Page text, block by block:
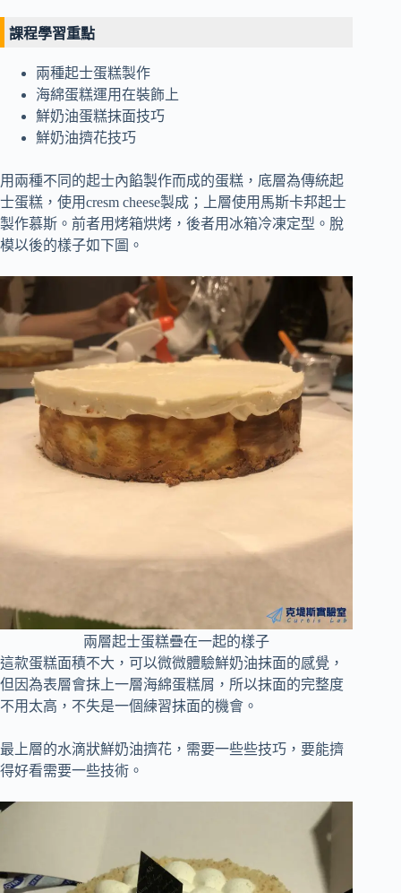
課程學習重點
兩種起士蛋糕製作
海綿蛋糕運用在裝飾上
鮮奶油蛋糕抹面技巧
鮮奶油擠花技巧
用兩種不同的起士內餡製作而成的蛋糕，底層為傳統起
士蛋糕，使用cresm cheese製成；上層使用馬斯卡邦起士
製作慕斯。前者用烤箱烘烤，後者用冰箱冷凍定型。脫
模以後的樣子如下圖。
兩層起士蛋糕疊在一起的樣子
這款蛋糕面積不大，可以微微體驗鮮奶油抹面的感覺，
但因為表層會抹上一層海綿蛋糕屑，所以抹面的完整度
不用太高，不失是一個練習抹面的機會。
最上層的水滴狀鮮奶油擠花，需要一些些技巧，要能擠
得好看需要一些技術。